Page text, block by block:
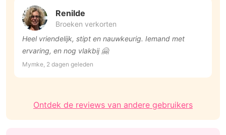
Renilde
Broeken verkorten
Heel vriendelijk, stipt en nauwkeurig. Iemand met
ervaring, en nog vlakbij 🤗
Mymke, 2 dagen geleden
Ontdek de reviews van andere gebruikers